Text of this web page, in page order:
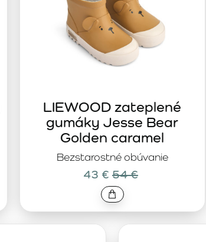
Bezstarostné obúvanie
LIEWOOD zateplené
gumáky Jesse Bear
Golden caramel
43 € 54 €